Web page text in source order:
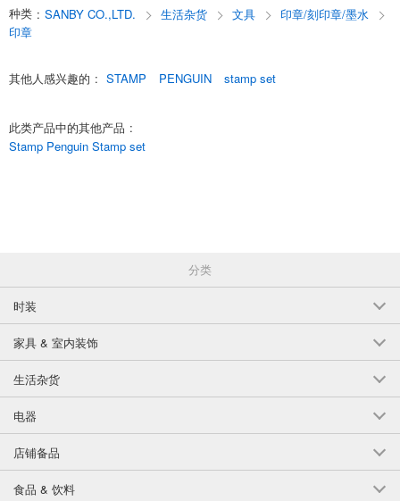
种类 : SANBY CO.,LTD. 生活杂货 文具
印章/刻印章/墨水
印章
其他人感兴趣的 : STAMP PENGUIN stamp set
此类产品中的其他产品 :
Stamp Penguin Stamp set
分类
时装
家具 & 室内装饰
生活杂货
电器
店铺备品
食品 & 饮料